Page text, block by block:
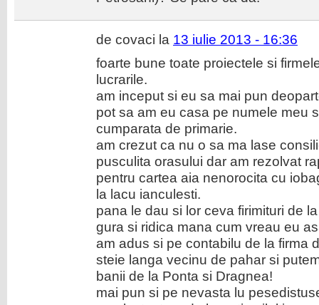
de covaci la 13 iulie 2013 - 16:36
foarte bune toate proiectele si
lucrarile.
am inceput si eu sa mai pun
pot sa am eu casa pe numele meu
cumparata de primarie.
am crezut ca nu o sa ma lase
pusculita orasului dar am rezolvat
pentru cartea aia nenorocita cu
la lacu ianculesti.
pana le dau si lor ceva firimituri de
gura si ridica mana cum vreau eu
am adus si pe contabilu de la firma
steie langa vecinu de pahar si
banii de la Ponta si Dragnea!
mai pun si pe nevasta lu